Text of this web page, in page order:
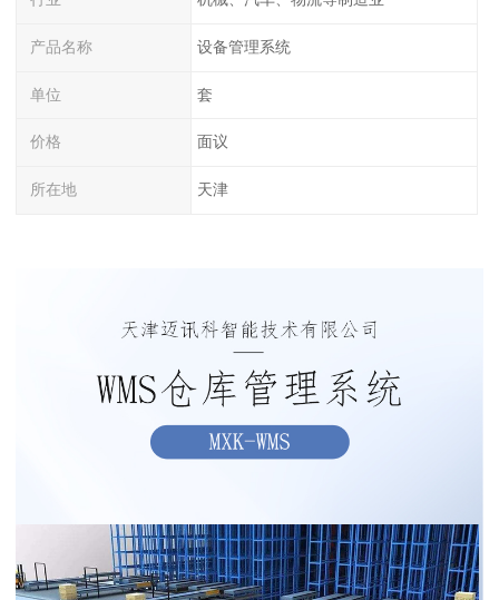
产品名称 设备管理系统
单位 套
价格 面议
所在地 天津